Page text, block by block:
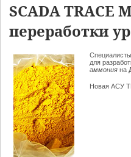
SCADA TRACE
переработки
Специалисты
для
аммония на
Новая АСУ